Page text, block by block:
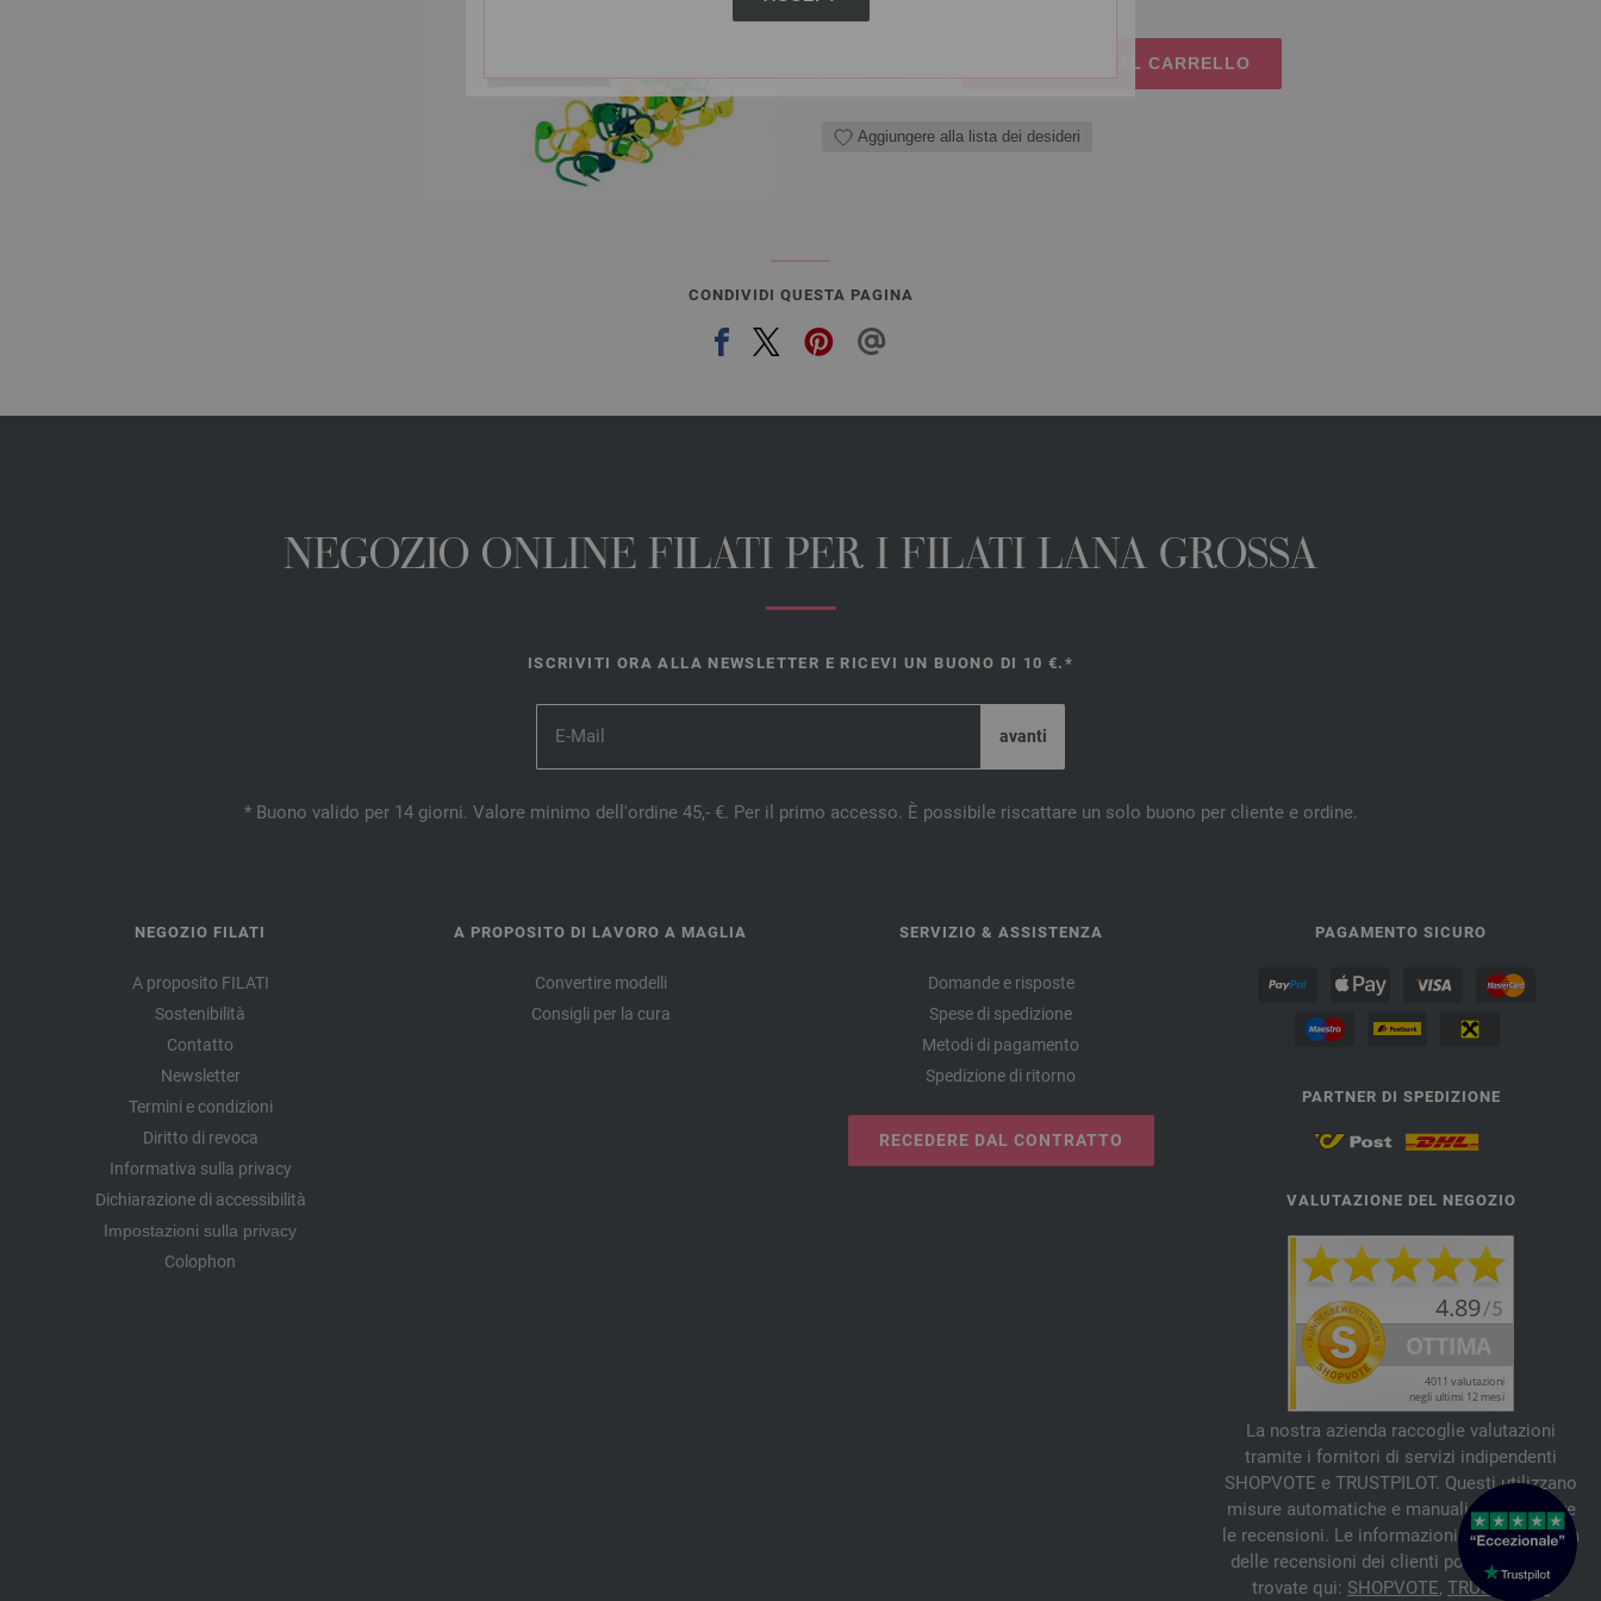
QUANTITÀ
AGGIUNGI AL CARRELLO
Aggiungere alla lista dei desideri
CONDIVIDI QUESTA PAGINA
NEGOZIO ONLINE FILATI PER I FILATI LANA GROSSA
ISCRIVITI ORA ALLA NEWSLETTER E RICEVI UN BUONO DI 10 €.*
* Buono valido per 14 giorni. Valore minimo dell'ordine 45,- €. Per il primo accesso. È possibile riscattare un solo buono per cliente e ordine.
NEGOZIO FILATI
A proposito FILATI
Sostenibilità
Contatto
Newsletter
Termini e condizioni
Diritto di revoca
Informativa sulla privacy
Dichiarazione di accessibilità
Impostazioni sulla privacy
Colophon
A PROPOSITO DI LAVORO A MAGLIA
Convertire modelli
Consigli per la cura
SERVIZIO & ASSISTENZA
Domande e risposte
Spese di spedizione
Metodi di pagamento
Spedizione di ritorno
RECEDERE DAL CONTRATTO
PAGAMENTO SICURO
PARTNER DI SPEDIZIONE
VALUTAZIONE DEL NEGOZIO
La nostra azienda raccoglie valutazioni
tramite i fornitori di servizi indipendenti
SHOPVOTE e TRUSTPILOT. Questi utilizzano
misure automatiche e manuali per verificare
le recensioni. Le informazioni sull'autenticità
delle recensioni dei clienti possono essere
trovate qui: SHOPVOTE, TRUSTPILOT